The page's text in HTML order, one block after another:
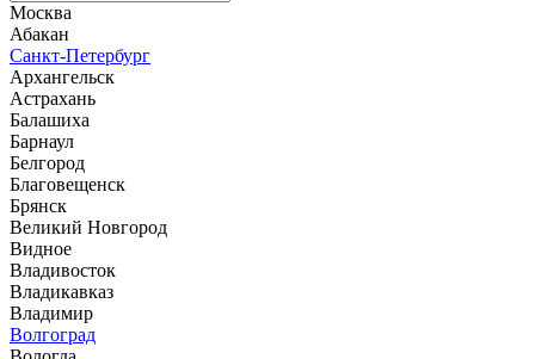
Москва
Абакан
Санкт-Петербург
Архангельск
Астрахань
Балашиха
Барнаул
Белгород
Благовещенск
Брянск
Великий Новгород
Видное
Владивосток
Владикавказ
Владимир
Волгоград